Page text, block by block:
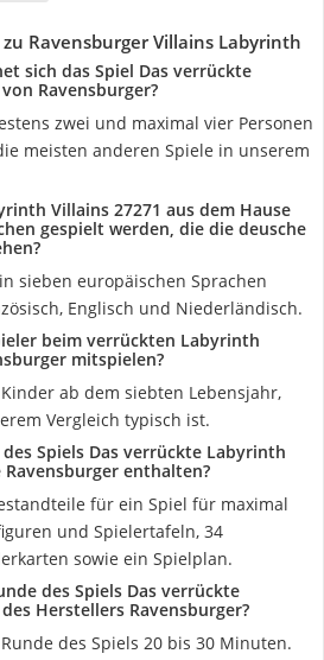
Ravensburger Villains Labyrinth
sich das Spiel Das verrückte
Ravensburger?
zwei und maximal vier Personen
meisten anderen Spiele in unserem
Villains 27271 aus dem Hause
gespielt werden, die die deusche
sieben europäischen Sprachen
Englisch und Niederländisch.
beim verrückten Labyrinth
mitspielen?
ab dem siebten Lebensjahr,
Vergleich typisch ist.
Spiels Das verrückte Labyrinth
enthalten?
für ein Spiel für maximal
und Spielertafeln, 34
sowie ein Spielplan.
des Spiels Das verrückte
Herstellers Ravensburger?
des Spiels 20 bis 30 Minuten.